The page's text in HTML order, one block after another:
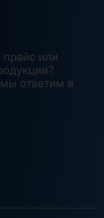
или
ответим в